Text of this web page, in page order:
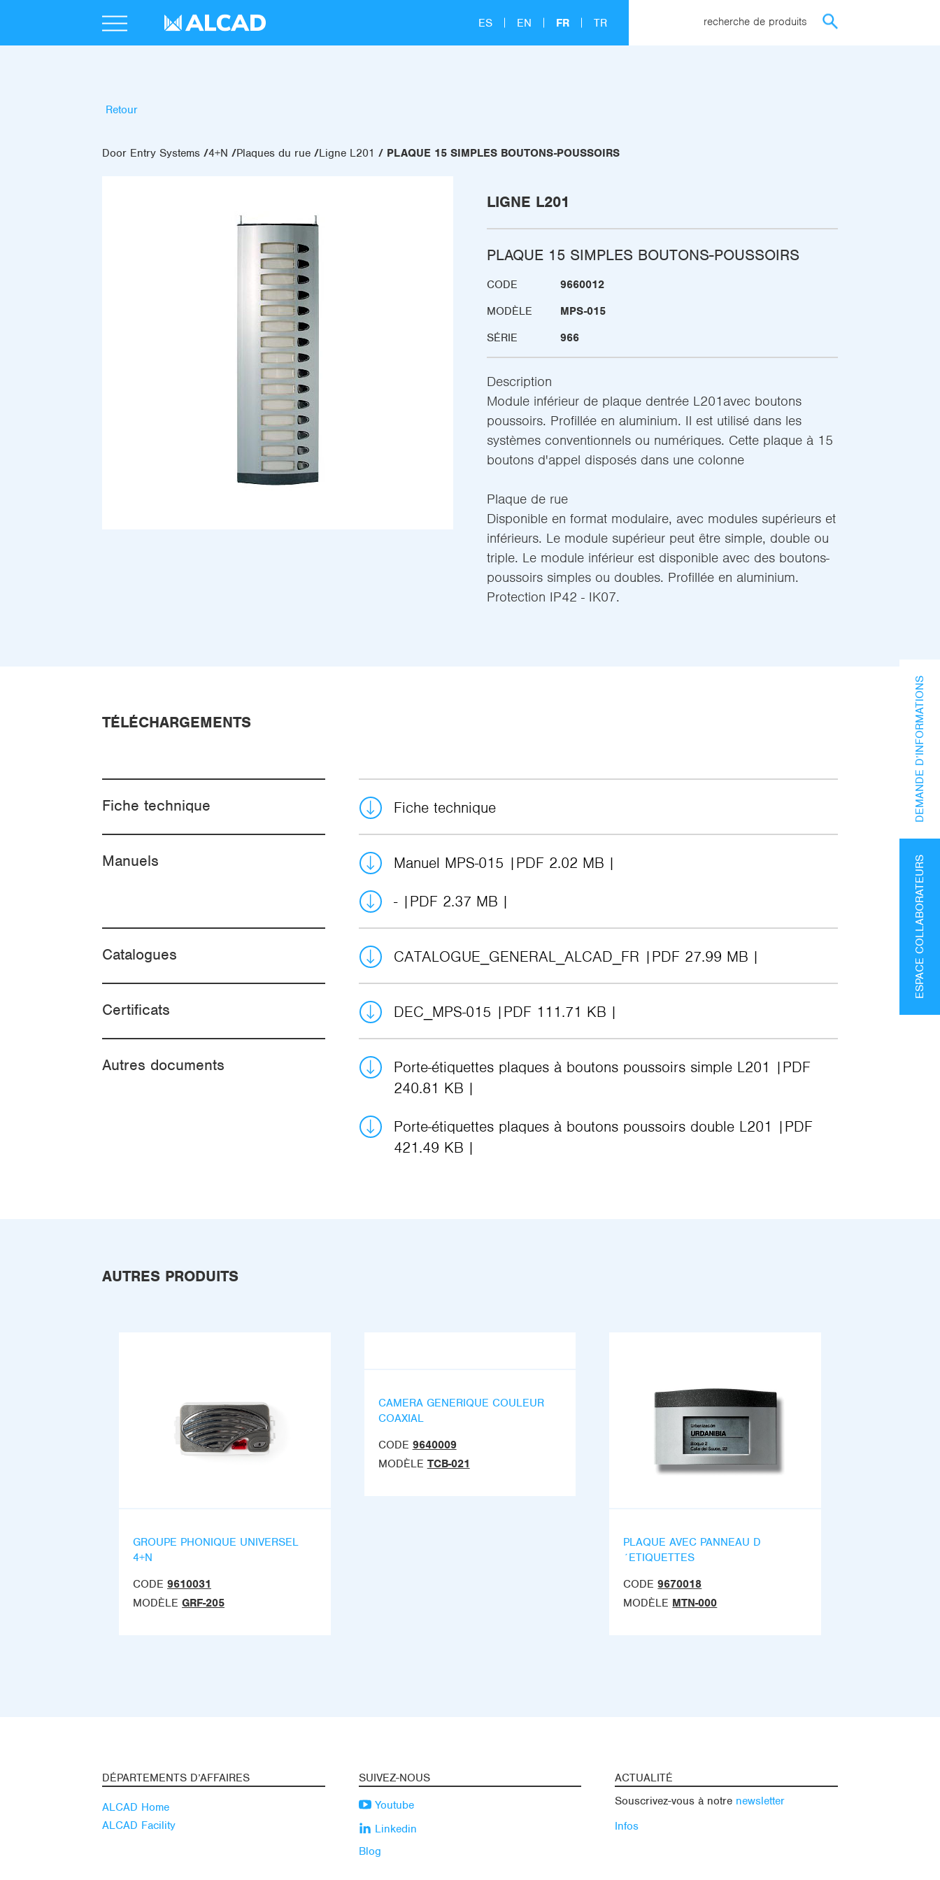
ES EN FR TR recherche de produits
Retour
Door Entry Systems 4+N Plaques du rue Ligne L201 PLAQUE 15 SIMPLES BOUTONS-POUSSOIRS
LIGNE L201
PLAQUE 15 SIMPLES BOUTONS-POUSSOIRS
CODE
9660012
MODÈLE
MPS-015
SÉRIE
966
Description
Module inférieur de plaque dentrée L201avec boutons
poussoirs. Profillée en aluminium. Il est utilisé dans les
systèmes conventionnels ou numériques. Cette plaque à 15
boutons d'appel disposés dans une colonne
Plaque de rue
Disponible en format modulaire, avec modules supérieurs et
inférieurs. Le module supérieur peut être simple, double ou
triple. Le module inférieur est disponible avec des boutons-
poussoirs simples ou doubles. Profillée en aluminium.
Protection IP42 - IK07.
TÉLÉCHARGEMENTS
Fiche technique Fiche technique
Manuels Manuel MPS-015 PDF 2.02 MB
- PDF 2.37 MB
Catalogues CATALOGUE_GENERAL_ALCAD_FR PDF 27.99 MB
Certificats DEC_MPS-015 PDF 111.71 KB
Autres documents Porte-étiquettes plaques à boutons poussoirs simple L201
PDF
240.81 KB
Porte-étiquettes plaques à boutons poussoirs double L201
PDF
421.49 KB
AUTRES PRODUITS
GROUPE PHONIQUE UNIVERSEL
4+N
CODE 9610031
MODÈLE GRF-205
CAMERA GENERIQUE COULEUR
COAXIAL
CODE 9640009
MODÈLE TCB-021
PLAQUE AVEC PANNEAU D
´ETIQUETTES
CODE 9670018
MODÈLE MTN-000
DÉPARTEMENTS D’AFFAIRES
ALCAD Home
ALCAD Facility
SUIVEZ-NOUS
Youtube
Linkedin
Blog
ACTUALITÉ
Souscrivez-vous à notre newsletter
Infos
ESPACE COLLABORATEURS
DEMANDE D’INFORMATIONS